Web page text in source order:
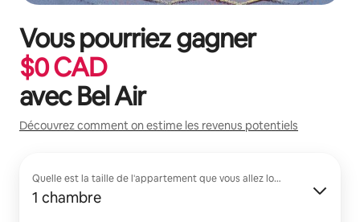
Vous pourriez gagner
$0CAD
avecBel Air
Découvrez comment on estime les revenus potentiels
Quelle est la taille de l'appartement que vous allez louer?
1 chambre